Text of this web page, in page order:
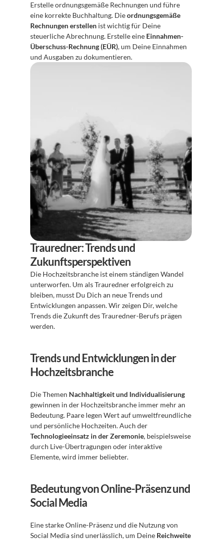
Erstelle ordnungsgemäße Rechnungen und führe
eine korrekte Buchhaltung. Die ordnungsgemäße
Rechnungen erstellen ist wichtig für Deine
steuerliche Abrechnung. Erstelle eine Einnahmen-
Überschuss-Rechnung (EÜR), um Deine Einnahmen
und Ausgaben zu dokumentieren.
Trauredner: Trends und
Zukunftsperspektiven
Die Hochzeitsbranche ist einem ständigen Wandel
unterworfen. Um als Trauredner erfolgreich zu
bleiben, musst Du Dich an neue Trends und
Entwicklungen anpassen. Wir zeigen Dir, welche
Trends die Zukunft des Trauredner-Berufs prägen
werden.
Trends und Entwicklungen in der
Hochzeitsbranche
Die Themen Nachhaltigkeit und Individualisierung
gewinnen in der Hochzeitsbranche immer mehr an
Bedeutung. Paare legen Wert auf umweltfreundliche
Technologieeinsatz in der Zeremonie, beispielsweise
durch Live-Übertragungen oder interaktive
Elemente, wird immer beliebter.
Bedeutung von Online-Präsenz und
Social Media
Eine starke Online-Präsenz und die Nutzung von
Social Media sind unerlässlich, um Deine Reichweite